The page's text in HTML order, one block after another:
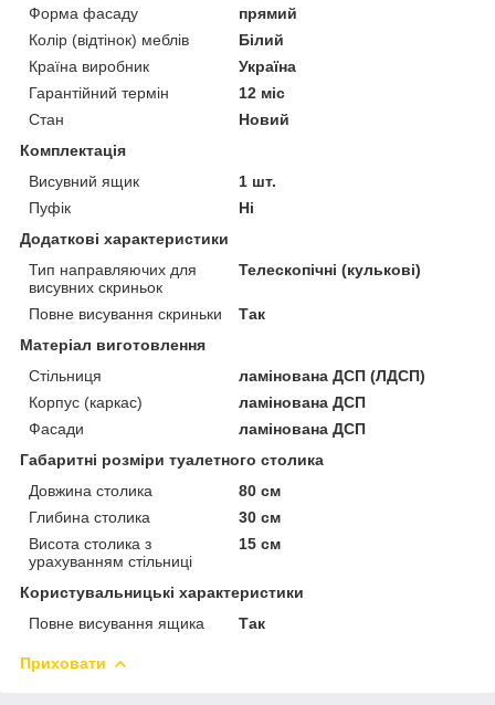
Форма фасаду
прямий
Колір (відтінок) меблів
Білий
Країна виробник
Україна
Гарантійний термін
12 міс
Стан
Новий
Комплектація
Висувний ящик
1 шт.
Пуфік
Ні
Додаткові характеристики
Тип направляючих для
висувних скриньок
Телескопічні (кулькові)
Повне висування скриньки
Так
Матеріал виготовлення
Стільниця
ламінована ДСП (ЛДСП)
Корпус (каркас)
ламінована ДСП
Фасади
ламінована ДСП
Габаритні розміри туалетного столика
Довжина столика
80 см
Глибина столика
30 см
Висота столика з
урахуванням стільниці
15 см
Користувальницькі характеристики
Повне висування ящика
Так
Приховати